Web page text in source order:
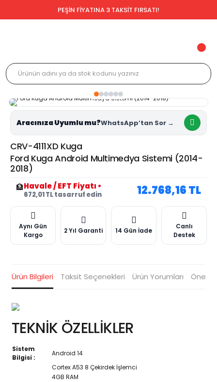
PEŞİN FİYATINA 3 TAKSİT FIRSATI!
Aracınıza Uyumlu mu?
CRV-4111XD Kuga
Ford Kuga Android Multimedya Sistemi (2014-
2018)
🏦Havale / EFT Fiyatı •
672,01 TL tasarruf edin 12.768,16 TL
Aynı Gün
Kargo
2 Yıl Garanti 14 Gün İade
Canlı
Destek
Ürün Bilgileri Taksit Seçenekleri Ürün Yorumları
TEKNİK ÖZELLİKLER
Sistem
Bilgisi :
Android 14
Cortex A53 8 Çekirdek İşlemci
4GB RAM